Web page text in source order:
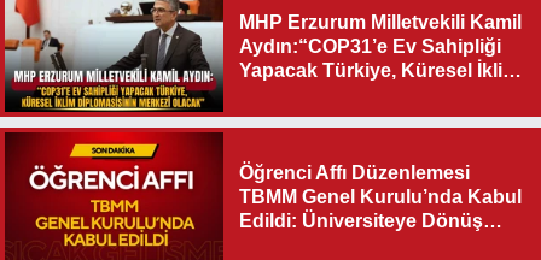
MHP Erzurum Milletvekili Kamil
Aydın:“COP31’e Ev Sahipliği
Yapacak Türkiye, Küresel İklim
Olacak"
Öğrenci Affı Düzenlemesi
TBMM Genel Kurulu’nda Kabul
Edildi: Üniversiteye Dönüş